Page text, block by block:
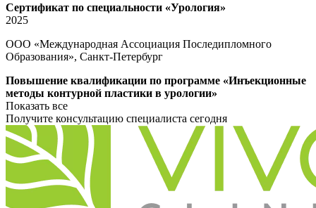
Сертификат по специальности «Урология»
2025
ООО «Международная Ассоциация Последипломного
Образования», Санкт-Петербург
Повышение квалификации по программе «Инъекционные
методы контурной пластики в урологии»
Показать все
Получите консультацию специалиста сегодня